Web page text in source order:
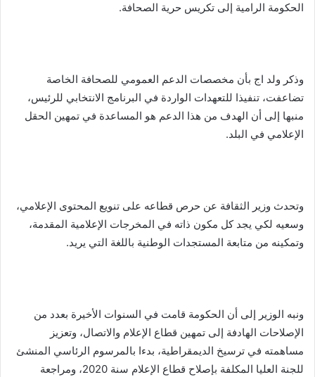
الحكومة الرامية إلى تكريس حرية الصحافة.
وذكر ولد اج بأن مخصصات الدعم العمومي للصحافة الخاصة
تضاعفت، تنفيذا للتعهدات الواردة في البرنامج الانتخابي للرئيس،
منبها إلى أن الهدف من هذا الدعم هو المساعدة في تمهين الحقل
الإعلامي في البلد.
وتحدث وزير الثقافة عن حرص قطاعه على تنويع المحتوى الإعلامي،
وسعيه لكي يجد كل مكون ذاته في المخرجات الإعلامية المقدمة،
وتمكينه من متابعة المستجدات الوطنية باللغة التي يريد.
ونبه الوزير إلى أن الحكومة قامت في السنوات الأخيرة بعدد من
الإصلاحات الهادفة إلى تمهين قطاع الإعلام والاتصال، وتعزيز
مساهمته في ترسيخ الديمقراطية، بدءا بالمرسوم الرئاسي المنشئ
للجنة العليا المكلفة بإصلاح قطاع الإعلام سنة 2020، ومراجعة